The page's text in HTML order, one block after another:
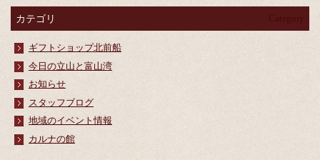
カテゴリ
ギフトショップ北前船
今日の立山と富山湾
お知らせ
スタッフブログ
地域のイベント情報
カルナの館